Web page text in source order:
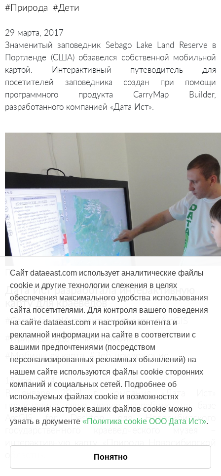
#Природа #Дети
29 марта, 2017
Знаменитый заповедник Sebago Lake Land Reserve в
Портленде (США) обзавелся собственной мобильной
картой. Интерактивный путеводитель для
посетителей заповедника создан при помощи
программного продукта CarryMap Builder,
разработанного компанией «Дата Ист».
Продукты и услуги
Дата Ист разработала интерактивную
карту для краеведов
#CarryMap #Интерактивная карта #ArcGIS
#Природа #Дети #География
#Мобильная карта #Веб-приложение
15 мая, 2014
В январе 2014 г. компания «Дата Ист»
представила свою новую разработку на базе
ArcGIS for Desktop для Новосибирского
Сайт dataeast.com использует аналитические файлы
cookie и другие технологии слежения в целях
обеспечения максимального удобства использования
сайта посетителями. Для контроля вашего поведения
на сайте dataeast.com и настройки контента и
рекламной информации на сайте в соответствии с
вашими предпочтениями (посредством
персонализированных рекламных объявлений) на
нашем сайте используются файлы cookie сторонних
компаний и социальных сетей. Подробнее об
используемых файлах cookie и возможностях
изменения настроек ваших файлов cookie можно
узнать в документе «Политика cookie ООО Дата Ист».
Понятно